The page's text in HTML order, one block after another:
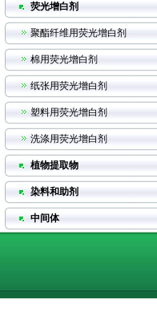
荧光增白剂
聚酯纤维用荧光增白剂
棉用荧光增白剂
纸张用荧光增白剂
塑料用荧光增白剂
洗涤用荧光增白剂
植物提取物
染料和助剂
中间体